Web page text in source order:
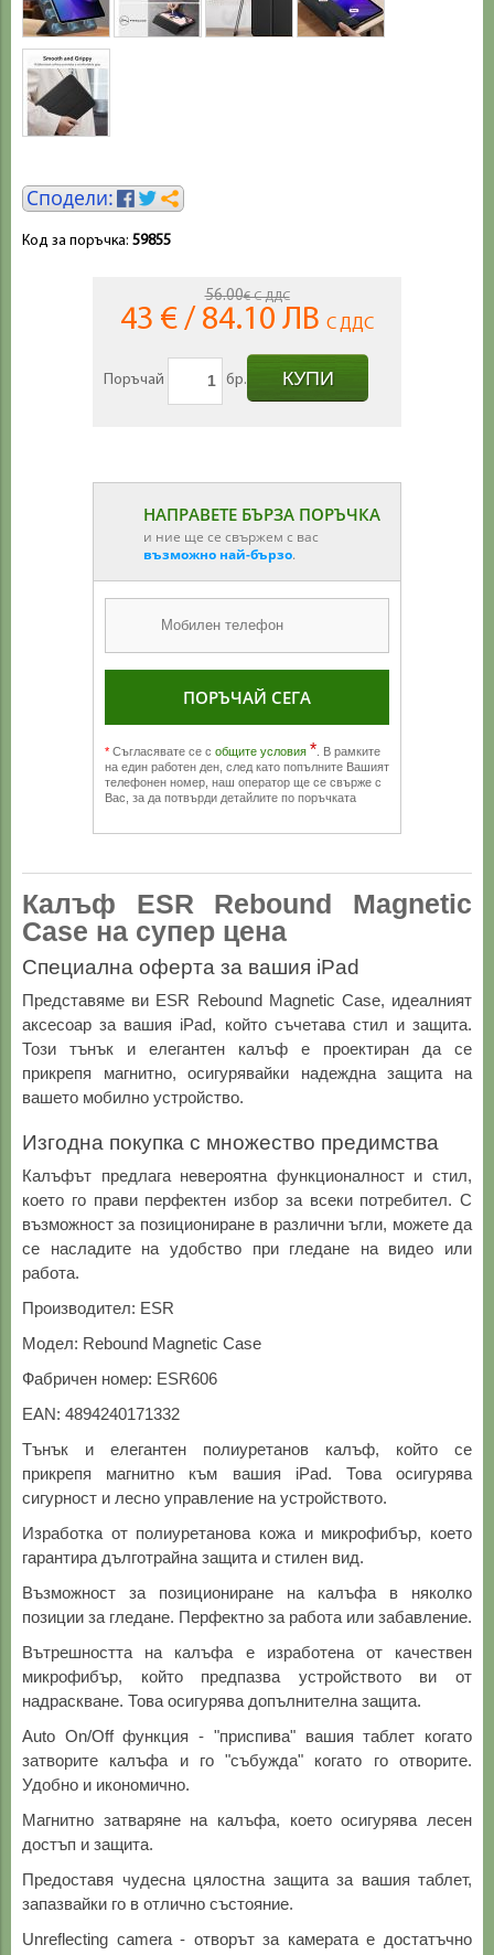
Код за поръчка: 59855
56.00€ С ДДС
43 € / 84.10 ЛВ С ДДС
Поръчай бр.
НАПРАВЕТЕ БЪРЗА ПОРЪЧКА
и ние ще се свържем с вас
възможно най-бързо.
ПОРЪЧАЙ СЕГА
* Съгласявате се с общите условия * . В рамките
на един работен ден, след като попълните Вашият
телефонен номер, наш оператор ще се свърже с
Вас, за да потвърди детайлите по поръчката
Калъф ESR Rebound Magnetic
Case на супер цена
Специална оферта за вашия iPad
Представяме ви ESR Rebound Magnetic Case, идеалният
аксесоар за вашия iPad, който съчетава стил и защита.
Този тънък и елегантен калъф е проектиран да се
прикрепя магнитно, осигурявайки надеждна защита на
вашето мобилно устройство.
Изгодна покупка с множество предимства
Калъфът предлага невероятна функционалност и стил,
което го прави перфектен избор за всеки потребител. С
възможност за позициониране в различни ъгли, можете да
се насладите на удобство при гледане на видео или
работа.
Производител: ESR
Модел: Rebound Magnetic Case
Фабричен номер: ESR606
EAN: 4894240171332
Тънък и елегантен полиуретанов калъф, който се
прикрепя магнитно към вашия iPad. Това осигурява
сигурност и лесно управление на устройството.
Изработка от полиуретанова кожа и микрофибър, което
гарантира дълготрайна защита и стилен вид.
Възможност за позициониране на калъфа в няколко
позиции за гледане. Перфектно за работа или забавление.
Вътрешността на калъфа е изработена от качествен
микрофибър, който предпазва устройството ви от
надраскване. Това осигурява допълнителна защита.
Auto On/Off функция - "приспива" вашия таблет когато
затворите калъфа и го "събужда" когато го отворите.
Удобно и икономично.
Магнитно затваряне на калъфа, което осигурява лесен
достъп и защита.
Предоставя чудесна цялостна защита за вашия таблет,
запазвайки го в отлично състояние.
Unreflecting camera - отворът за камерата е достатъчно